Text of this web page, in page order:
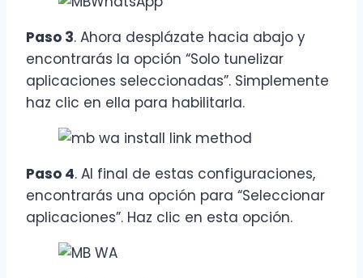
Paso 3. Ahora desplázate hacia abajo y
encontrarás la opción “Solo tunelizar
aplicaciones seleccionadas”. Simplemente
haz clic en ella para habilitarla.
Paso 4. Al final de estas configuraciones,
encontrarás una opción para “Seleccionar
aplicaciones”. Haz clic en esta opción.